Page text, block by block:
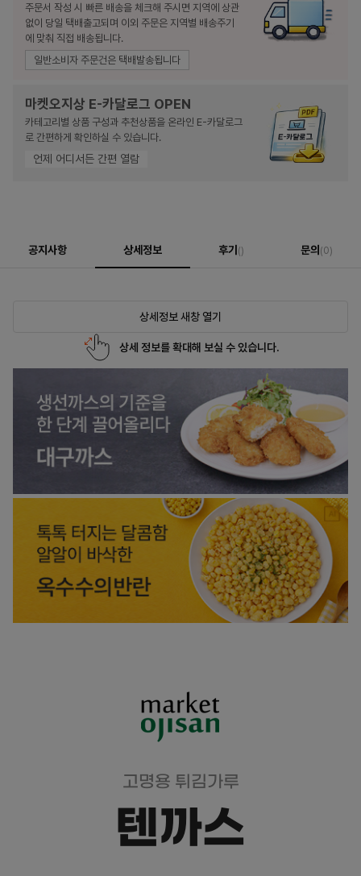
주문서 작성 시 빠른 배송을 체크해 주시면 지역에 상관
없이 당일 택배출고되며 이외 주문은 지역별 배송주기
에 맞춰 직접 배송됩니다.
일반소비자 주문건은 택배발송됩니다
마켓오지상 E-카달로그 OPEN
카테고리별 상품 구성과 추천상품을 온라인 E-카달로그
로 간편하게 확인하실 수 있습니다.
언제 어디서든 간편 열람
공지사항 상세정보 후기 () 문의 (0)
상세정보 새창 열기
상세 정보를 확대해 보실 수 있습니다.
고명용 튀김가루
텐까스